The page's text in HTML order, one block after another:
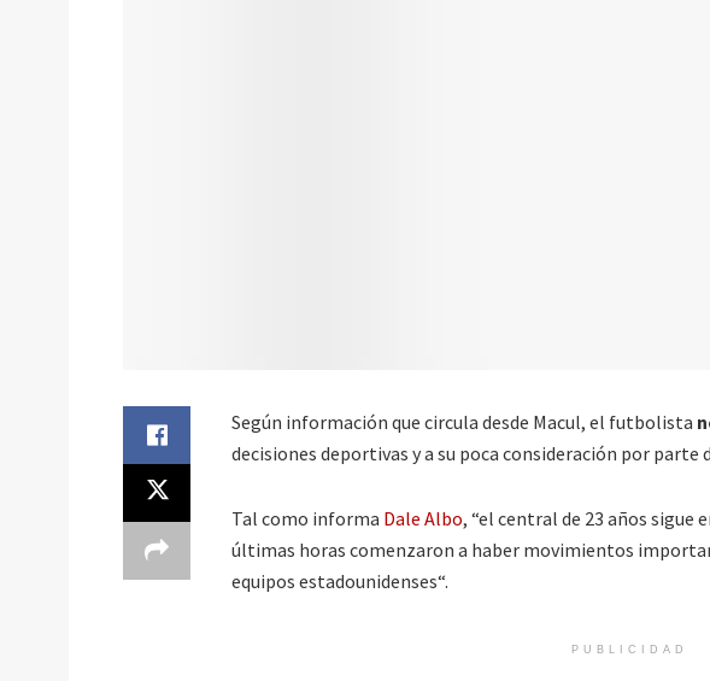
Según información que circula desde Macul, el futbolista
decisiones deportivas y a su poca consideración por parte
Tal como informa Dale Albo, “el central de 23 años sigue
últimas horas comenzaron a haber movimientos
equipos estadounidenses“.
PUBLICIDAD